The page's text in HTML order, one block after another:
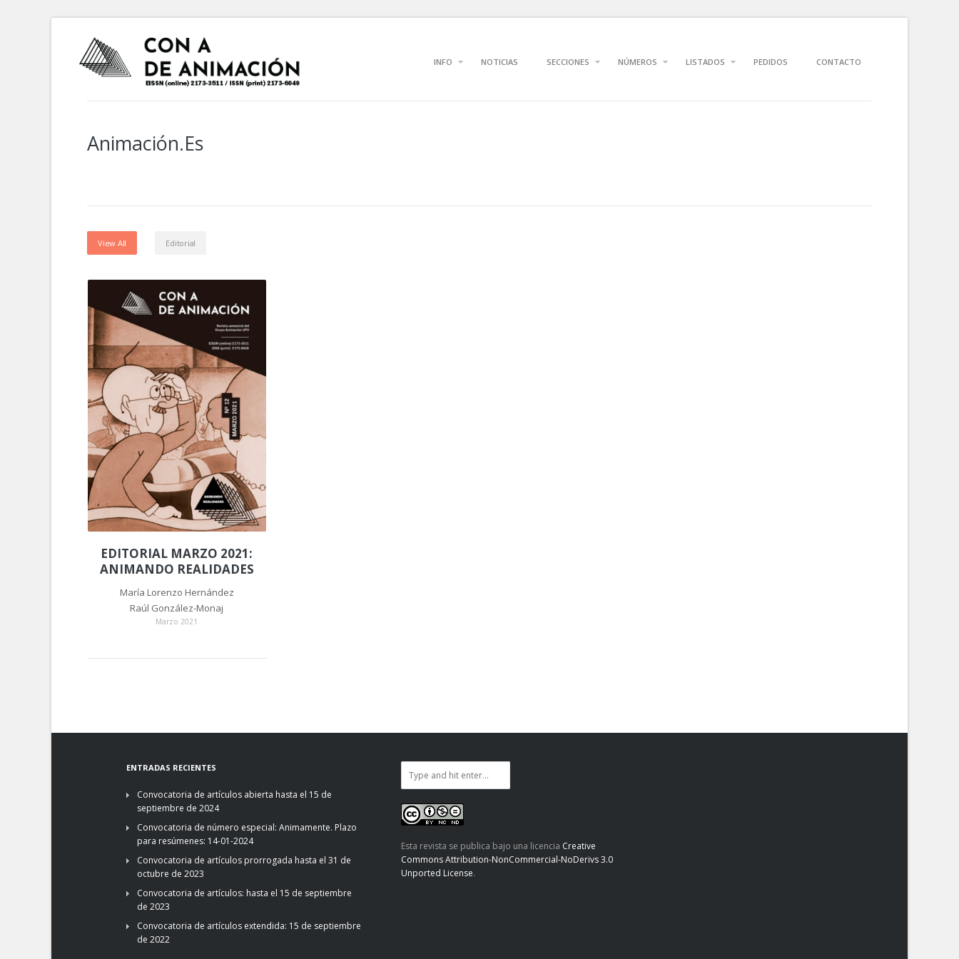
INFO NOTICIAS SECCIONES NÚMEROS LISTADOS PEDIDOS CONTACTO
Animación.es
View All Editorial
EDITORIAL MARZO 2021:
ANIMANDO REALIDADES
María Lorenzo Hernández
Raúl González-Monaj
Marzo 2021
ENTRADAS RECIENTES
Convocatoria de artículos abierta hasta el 15 de
septiembre de 2024
Convocatoria de número especial: Animamente. Plazo
para resúmenes: 14-01-2024
Convocatoria de artículos prorrogada hasta el 31 de
octubre de 2023
Convocatoria de artículos: hasta el 15 de septiembre
de 2023
Convocatoria de artículos extendida: 15 de septiembre
de 2022
Esta revista se publica bajo una licencia Creative
Commons Attribution-NonCommercial-NoDerivs 3.0
Unported License.